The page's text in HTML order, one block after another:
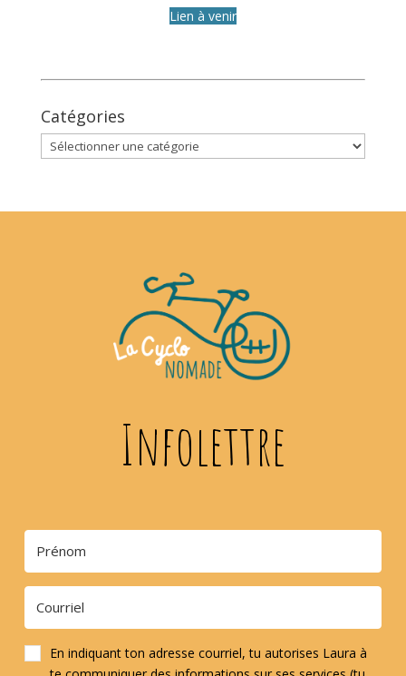
Lien à venir
Catégories
Catégories
Infolettre
En indiquant ton adresse courriel, tu autorises Laura à